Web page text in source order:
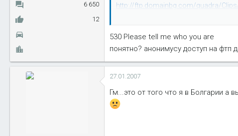
6 650
12
http://ftp.domainbg.com/quadra/
http://ftp.domainbg.com/quadra/
http://ftp.domainbg.com/quadra/Clips/
http://ftp.domainbg.com/quadra/
http://ftp.domainbg.com/quadra/
530 Please tell me who you are
понятно? анонимусу доступ на фтп
27.01.2007
Гм...это от того что я в Болгарии